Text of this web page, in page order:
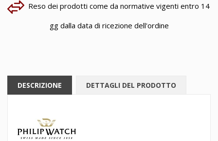
Reso dei prodotti come da normative vigenti entro 14
gg dalla data di ricezione dell'ordine
DESCRIZIONE DETTAGLI DEL PRODOTTO